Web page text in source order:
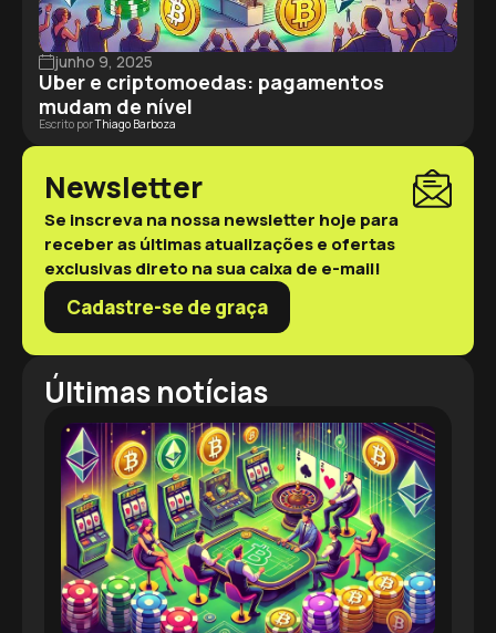
junho 9, 2025
Uber e criptomoedas: pagamentos
mudam de nível
Escrito porThiago Barboza
Newsletter
Se inscreva na nossa newsletter hoje para
receber as últimas atualizações e ofertas
exclusivas direto na sua caixa de e-mail!
Cadastre-se de graça
Últimas notícias